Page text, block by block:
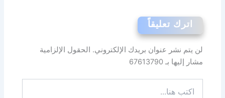
اترك تعليقاً
لن يتم نشر عنوان بريدك الإلكتروني. الحقول الإلزامية
مشار إليها بـ67613790
هنا...